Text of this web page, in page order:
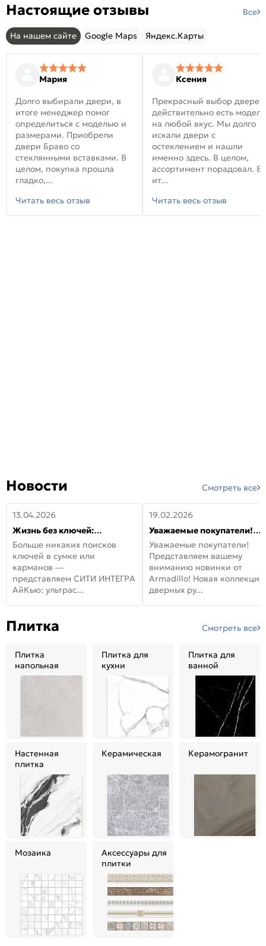
Настоящие отзывы Все
На нашем сайте Google Maps Яндекс.Карты
Мария
Долго выбирали двери, в
итоге менеджер помог
определиться с моделью и
размерами. Приобрели
двери Браво со
стеклянными вставками. В
целом, покупка прошла
гладко,...
Читать весь отзыв
Ксения
Прекрасный выбор
действительно есть модели
на любой вкус. Мы долго
искали двери с
остеклением и нашли
именно здесь. В целом,
ассортимент порадовал. В
ит...
Читать весь отзыв
Новости Смотреть все
13.04.2026
Жизнь без ключей:
встречайте новую дверь
СИТИ ИНТЕГРА АйКью!
Больше никаких поисков
ключей в сумке или
карманов —
представляем СИТИ ИНТЕГРА
АйКью: ультрас...
19.02.2026
Уважаемые покупатели!
Представляем вашему
вниманию новинки от
Armadillo!
Уважаемые покупатели!
Представляем вашему
вниманию новинки от
Armadillo! Новая коллекция
дверных ру...
Плитка Смотреть все
Плитка
напольная
Плитка для
кухни
Плитка для
ванной
Настенная
плитка
Керамическая Керамогранит
Мозаика
Аксессуары для
плитки